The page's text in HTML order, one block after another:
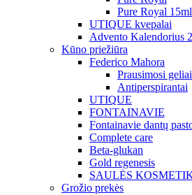
Pure Royal 15ml
UTIQUE kvepalai
Advento Kalendorius
Kūno priežiūra
Federico Mahora
Prausimosi
Antiperspirantai
UTIQUE
FONTAINAVIE
Fontainavie dantų
Complete care
Beta-glukan
Gold regenesis
SAULĖS
Grožio prekės